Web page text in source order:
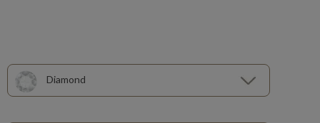
Diamond